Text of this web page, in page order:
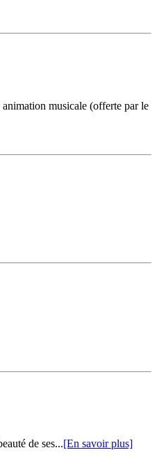
musicale (offerte par le
de ses...[En savoir plus]